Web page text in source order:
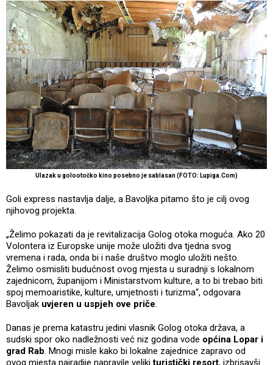
Ulazak u golootočko kino posebno je sablasan (FOTO: Lupiga.Com)
Goli express nastavlja dalje, a Bavoljka pitamo što je cilj ovog
njihovog projekta.
„Želimo pokazati da je revitalizacija Golog otoka moguća. Ako 20
Volontera iz Europske unije može uložiti dva tjedna svog
vremena i rada, onda bi i naše društvo moglo uložiti nešto.
Želimo osmisliti budućnost ovog mjesta u suradnji s lokalnom
zajednicom, županijom i Ministarstvom kulture, a to bi trebao biti
spoj memoaristike, kulture, umjetnosti i turizma“, odgovara
Bavoljak uvjeren u uspjeh ove priče.
Danas je prema katastru jedini vlasnik Golog otoka država, a
sudski spor oko nadležnosti već niz godina vode općina Lopar i
grad Rab. Mnogi misle kako bi lokalne zajednice zapravo od
ovog mjesta najradije napravile velikituristički resort, izbrisavši